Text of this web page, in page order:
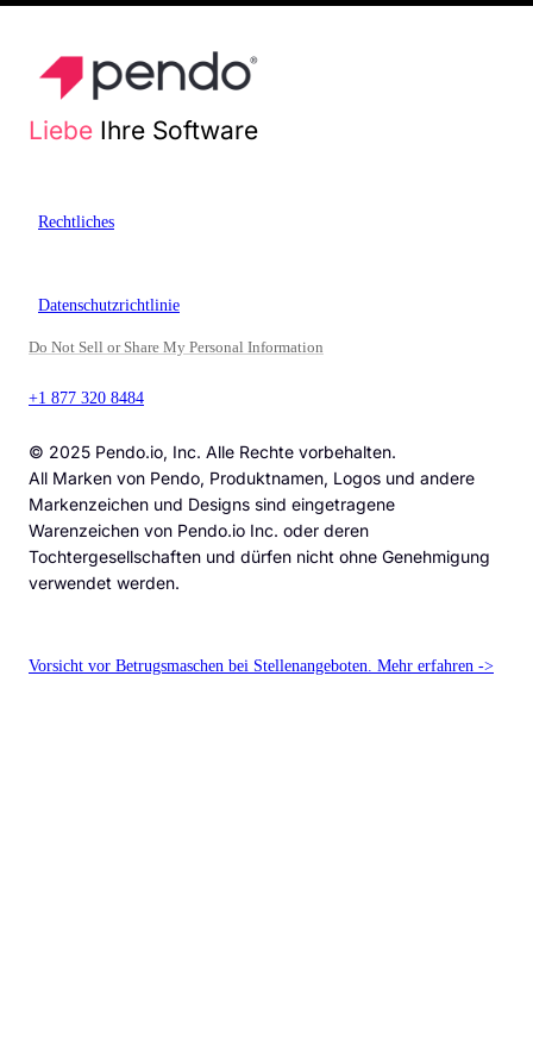
Liebe Ihre Software
Rechtliches
Datenschutzrichtlinie
Do Not Sell or Share My Personal Information
+1 877 320 8484
© 2025 Pendo.io, Inc. Alle Rechte vorbehalten.
All Marken von Pendo, Produktnamen, Logos und andere
Markenzeichen und Designs sind eingetragene
Warenzeichen von Pendo.io Inc. oder deren
Tochtergesellschaften und dürfen nicht ohne Genehmigung
verwendet werden.
Vorsicht vor Betrugsmaschen bei Stellenangeboten. Mehr erfahren ->